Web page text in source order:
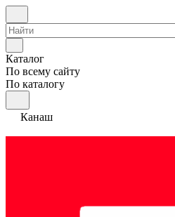
Каталог
По всему сайту
По каталогу
Канаш